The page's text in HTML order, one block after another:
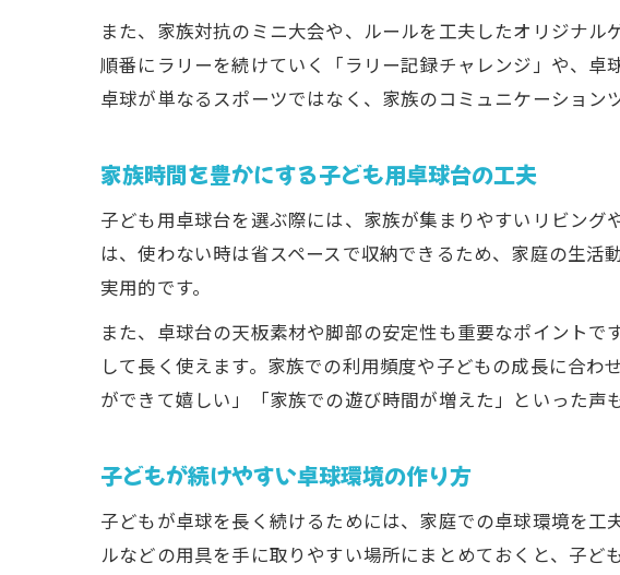
また、家族対抗のミニ大会や、ルールを工夫したオリジナ
順番にラリーを続けていく「ラリー記録チャレンジ」や、卓
卓球が単なるスポーツではなく、家族のコミュニケーション
家族時間を豊かにする子ども用卓球台の工夫
子ども用卓球台を選ぶ際には、家族が集まりやすいリビン
は、使わない時は省スペースで収納できるため、家庭の生
実用的です。
また、卓球台の天板素材や脚部の安定性も重要なポイント
して長く使えます。家族での利用頻度や子どもの成長に合
ができて嬉しい」「家族での遊び時間が増えた」といった声
子どもが続けやすい卓球環境の作り方
子どもが卓球を長く続けるためには、家庭での卓球環境を
ルなどの用具を手に取りやすい場所にまとめておくと、子